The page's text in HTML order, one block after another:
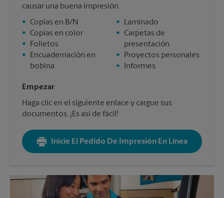
causar una buena impresión.
• Copias en B/N
• Copias en color
•
Folletos
•
Encuadernación en
bobina
•
Laminado
• Carpetas de
presentación
•
Proyectos personales
•
Informes
Empezar
Haga clic en el siguiente enlace y cargue sus
documentos. ¡Es así de fácil!
Inicie El Pedido De Impresión En Línea